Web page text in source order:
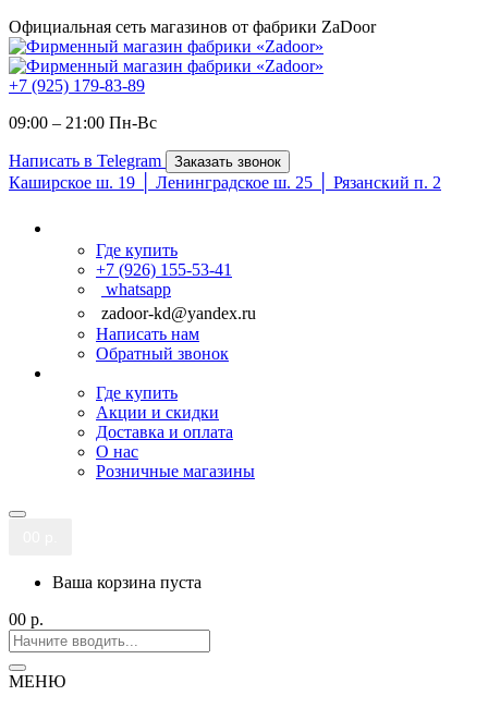
Официальная сеть магазинов от фабрики ZaDoor
+7 (925) 179-83-89
09:00 – 21:00 Пн-Вc
Написать в Telegram Заказать звонок
Каширское ш. 19 │ Ленинградское ш. 25 │ Рязанский п. 2
Где купить
+7 (926) 155-53-41
whatsapp
zadoor-kd@yandex.ru
Написать нам
Обратный звонок
Где купить
Акции и скидки
Доставка и оплата
О нас
Розничные магазины
Ваша корзина пуста
00 р.
МЕНЮ